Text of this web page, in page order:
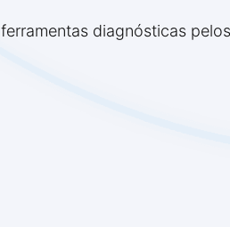
diagnósticas